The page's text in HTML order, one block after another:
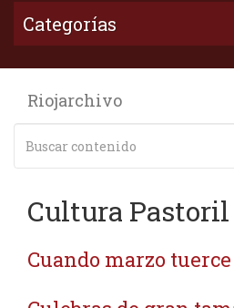
Categorías
Riojarchivo
Cultura Pastoril
Cuando marzo